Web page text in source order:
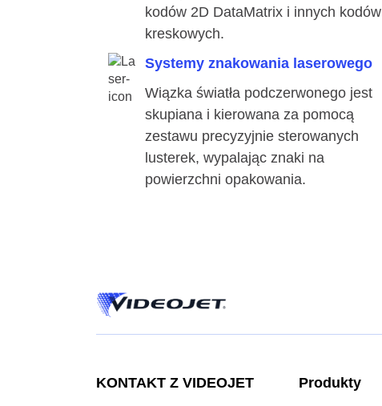
kodów 2D DataMatrix i innych kodów
kreskowych.
Systemy znakowania laserowego
Wiązka światła podczerwonego jest
skupiana i kierowana za pomocą
zestawu precyzyjnie sterowanych
lusterek, wypalając znaki na
powierzchni opakowania.
KONTAKT Z VIDEOJET Produkty